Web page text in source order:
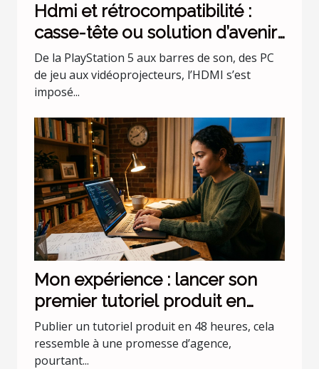
Hdmi et rétrocompatibilité :
casse-tête ou solution d’avenir
?
De la PlayStation 5 aux barres de son, des PC
de jeu aux vidéoprojecteurs, l’HDMI s’est
imposé...
Mon expérience : lancer son
premier tutoriel produit en
moins de 48h
Publier un tutoriel produit en 48 heures, cela
ressemble à une promesse d’agence,
pourtant...